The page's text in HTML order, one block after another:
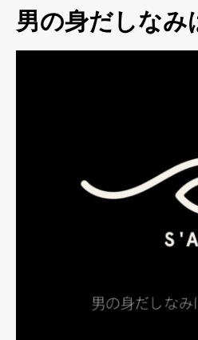
男の身だしなみ